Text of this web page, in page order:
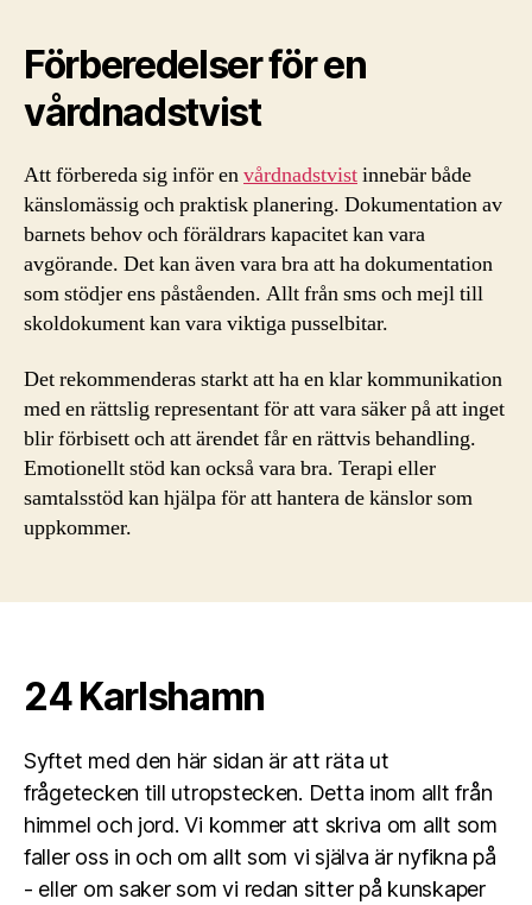
Förberedelser för en
vårdnadstvist
Att förbereda sig inför envårdnadstvistinnebär både
känslomässig och praktisk planering. Dokumentation av
barnets behov och föräldrars kapacitet kan vara
avgörande. Det kan även vara bra att ha dokumentation
som stödjer ens påståenden. Allt från sms och mejl till
skoldokument kan vara viktiga pusselbitar.
Det rekommenderas starkt att ha en klar kommunikation
med en rättslig representant för att vara säker på att inget
blir förbisett och att ärendet får en rättvis behandling.
Emotionellt stöd kan också vara bra. Terapi eller
samtalsstöd kan hjälpa för att hantera de känslor som
uppkommer.
24 Karlshamn
Syftet med den här sidan är att räta ut
frågetecken till utropstecken. Detta inom allt från
himmel och jord. Vi kommer att skriva om allt som
faller oss in och om allt som vi själva är nyfikna på
- eller om saker som vi redan sitter på kunskaper